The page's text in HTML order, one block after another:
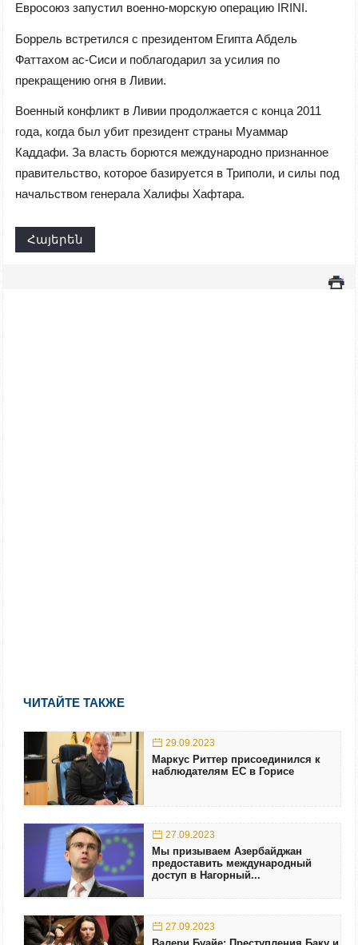
Евросоюз запустил военно-морскую операцию IRINI.
Боррель встретился с президентом Египта Абдель
Фаттахом ас-Сиси и поблагодарил за усилия по
прекращению огня в Ливии.
Военный конфликт в Ливии продолжается с конца 2011
года, когда был убит президент страны Муаммар
Каддафи. За власть борются международно признанное
правительство, которое базируется в Триполи, и силы под
начальством генерала Халифы Хафтара.
Հայերեն
ЧИТАЙТЕ ТАКЖЕ
29.09.2023
Маркус Риттер присоединился к
наблюдателям ЕС в Горисе
27.09.2023
Мы призываем Азербайджан
предоставить международный
доступ в Нагорный...
27.09.2023